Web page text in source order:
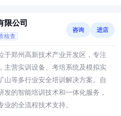
限公司
核查
咨询 进店
于郑州高新技术产业开发区，专注
主营实训设备、考培系统及模拟实
山等多行业安全培训解决方案。自
发的智能培训技术和一体化服务，
的全流程技术支持。